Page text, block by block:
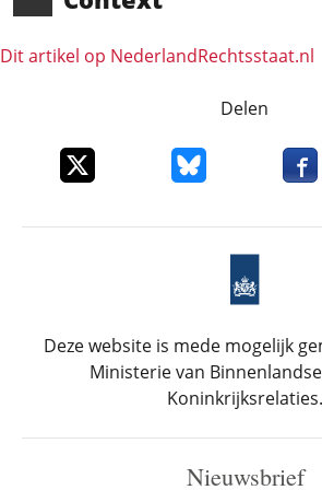
Dit artikel op NederlandRechts­staat.nl
Delen
Deel dit item op XDeel dit item op
Deze website is mede mogelijk
Ministerie van
Koninkrijksrelaties.
Nieuwsbrief